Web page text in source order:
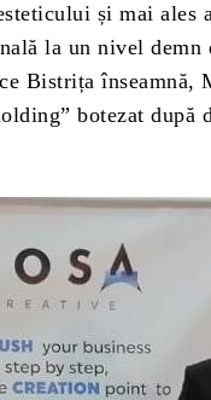
și mai ales
la un nivel
Bistrița înseamnă,
botezat după